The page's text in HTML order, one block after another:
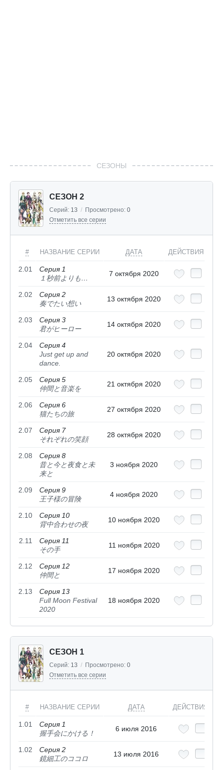
СЕЗОНЫ
СЕЗОН 2
Серий: 13 / Просмотрено: 0
Отметить все серии
# НАЗВАНИЕ СЕРИИ ДАТА ДЕЙСТВИЯ
2.01
Серия 1
１秒前よりも…
7 октября 2020
2.02
Серия 2
奏でたい想い
13 октября 2020
2.03
Серия 3
君がヒーロー
14 октября 2020
2.04
Серия 4
Just get up and
dance.
20 октября 2020
2.05
Серия 5
仲間と音楽を
21 октября 2020
2.06
Серия 6
猫たちの旅
27 октября 2020
2.07
Серия 7
それぞれの笑顔
28 октября 2020
2.08
Серия 8
昔と今と夜食と未
来と
3 ноября 2020
2.09
Серия 9
王子様の冒険
4 ноября 2020
2.10
Серия 10
背中合わせの夜
10 ноября 2020
2.11
Серия 11
その手
11 ноября 2020
2.12
Серия 12
仲間と
17 ноября 2020
2.13
Серия 13
Full Moon Festival
2020
18 ноября 2020
СЕЗОН 1
Серий: 13 / Просмотрено: 0
Отметить все серии
# НАЗВАНИЕ СЕРИИ ДАТА ДЕЙСТВИЯ
1.01
Серия 1
握手会にかける！
6 июля 2016
1.02
Серия 2
鏡細工のココロ
13 июля 2016